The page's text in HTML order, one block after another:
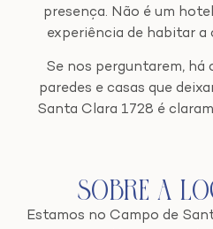
presença. Não é um
experiência de habitar
Se nos perguntarem, há
paredes e casas que
Santa Clara 1728 é
Sobre a
Estamos no Campo de